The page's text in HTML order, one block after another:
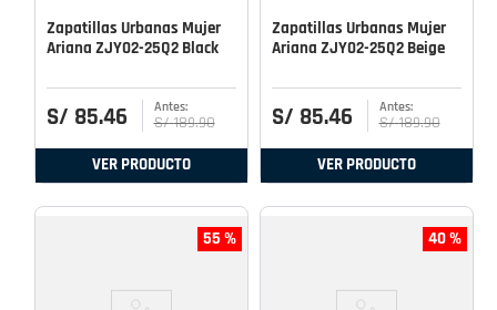
Zapatillas Urbanas Mujer
Ariana ZJY02-25Q2 Black
S/ 85.46 S/ 189.90
VER PRODUCTO
Zapatillas Urbanas Mujer
Ariana ZJY02-25Q2 Beige
S/ 85.46 S/ 189.90
VER PRODUCTO
55 % 40 %